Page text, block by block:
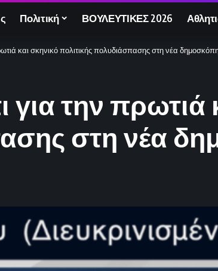
Πολιτική ΒΟΥΛΕΥΤΙΚΕΣ 2026
και σκηνικό πολιτικής πολυδιάσπασης στη νέα
για την πρωτιά
στη νέα